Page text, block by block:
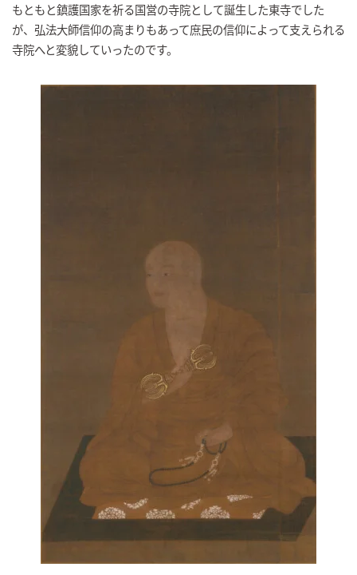
もともと鎮護国家を祈る国営の寺院として誕生した東寺でした
が、弘法大師信仰の高まりもあって庶民の信仰によって支えられる
寺院へと変貌していったのです。